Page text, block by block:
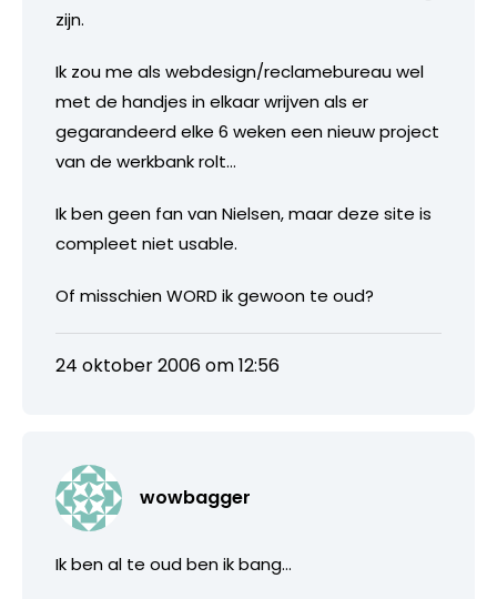
zijn.
Ik zou me als webdesign/reclamebureau wel
met de handjes in elkaar wrijven als er
gegarandeerd elke 6 weken een nieuw project
van de werkbank rolt…
Ik ben geen fan van Nielsen, maar deze site is
compleet niet usable.
Of misschien WORD ik gewoon te oud?
24 oktober 2006 om 12:56
wowbagger
Ik ben al te oud ben ik bang…